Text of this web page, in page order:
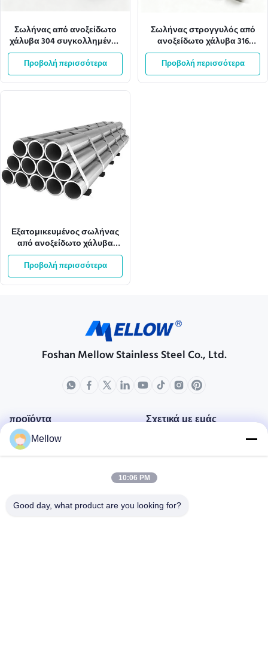
Σωλήνας από ανοξείδωτο
χάλυβα 304 συγκολλημένος
τετράγωνος OEM για οικιακά
και βιομηχανικά έργα
Προβολή περισσότερα
Σωλήνας στρογγυλός από
ανοξείδωτο χάλυβα 316
χωρίς ραφή, γυαλισμένος
OEM
Προβολή περισσότερα
Εξατομικευμένος σωλήνας
από ανοξείδωτο χάλυβα
SMLS 304 με φινίρισμα
Hairline BA
Προβολή περισσότερα
Foshan Mellow Stainless Steel Co., Ltd.
προϊόντα Σχετικά με εμάς
Ποιοτικός έλεγχος
Περιπτώσεις
Mellow
10:06 PM
Good day, what product are you looking for?